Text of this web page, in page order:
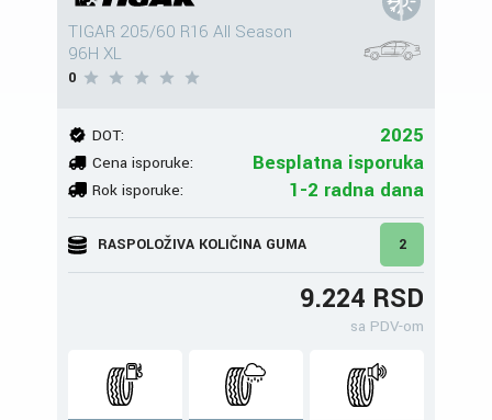
TIGAR 205/60 R16 All Season
96H XL
0
DOT: 2025
Cena isporuke: Besplatna isporuka
Rok isporuke: 1-2 radna dana
RASPOLOŽIVA KOLIČINA GUMA 2
9.224 RSD
sa PDV-om